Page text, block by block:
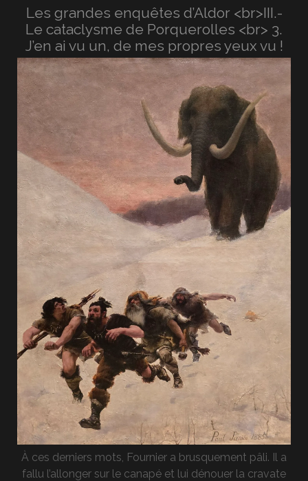
Les grandes enquêtes d’Aldor <br>III.-
Le cataclysme de Porquerolles <br> 3.
J’en ai vu un, de mes propres yeux vu !
À ces derniers mots, Fournier a brusquement pâli. Il a
fallu l’allonger sur le canapé et lui dénouer la cravate